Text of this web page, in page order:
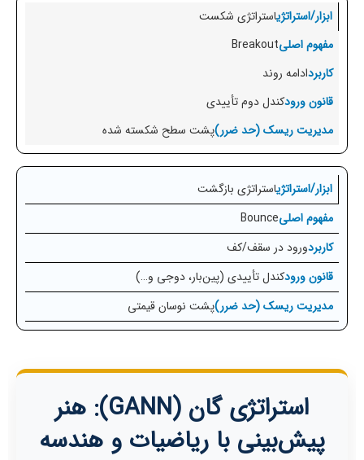
استراتژی شکست
Breakout
ادامه روند
کندل دوم تأییدی
پشت سطح شکسته شده
استراتژی بازگشت
Bounce
ورود در سقف/کف
کندل تأییدی (پین‌بار، دوجی و…)
پشت نوسان قیمتی
استراتژی گان (GANN): هنر
پیش‌بینی با ریاضیات و هندسه